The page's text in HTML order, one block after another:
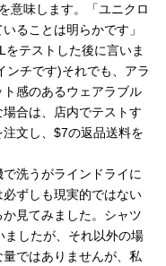
意味します。「ユニクロ
ることは明らかです」
テストした後に言いま
ンチです)それでも、アラ
感のあるウェアラブル
合は、店内でテストす
文し、$7の返品送料を
洗うがラインドライに
ずしも現実的ではない
見てみました。シャツ
したが、それ以外の場
ではありませんが、私